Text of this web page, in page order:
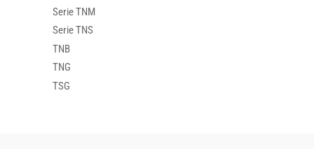
Serie TNM
Serie TNS
TNB
TNG
TSG